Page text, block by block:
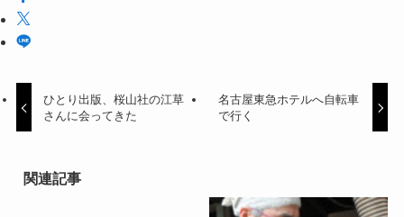
ひとり出版、桜山社の江草
さんに会ってきた
名古屋東急ホテルへ自転車
で行く
関連記事